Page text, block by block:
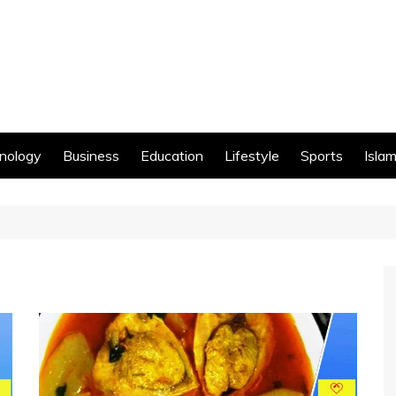
Business Education Lifestyle Sports